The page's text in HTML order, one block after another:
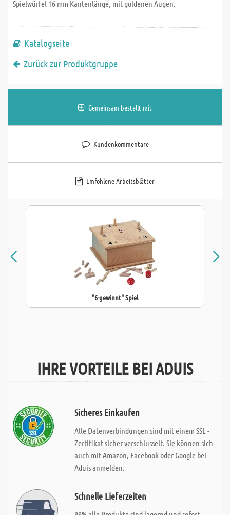
Spielwürfel 16 mm Kantenlänge, mit goldenen Augen.
Katalogseite
Zurück zur Produktgruppe
Gemeinsam bestellt mit
Kundenkommentare
Emfohlene Arbeitsblätter
"6-gewinnt" Spiel
IHRE VORTEILE BEI ADUIS
Sicheres Einkaufen
Alle Datenverbindungen sind mit einem SSL -
Zertifikat sicher verschlusselt. Sie können sich
auch mit Amazon, Facebook oder Google bei
Aduis anmelden.
Schnelle Lieferzeiten